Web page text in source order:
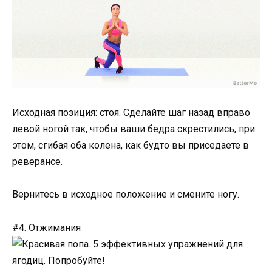
Исходная позиция: стоя. Сделайте шаг назад вправо
левой ногой так, чтобы ваши бедра скрестились, при
этом, сгибая оба колена, как будто вы приседаете в
реверансе.
Вернитесь в исходное положение и смените ногу.
#4. Отжимания